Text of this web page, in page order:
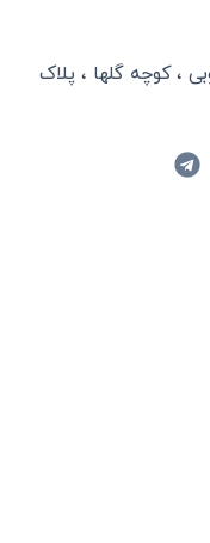
، کوچه گلها ، پلاک